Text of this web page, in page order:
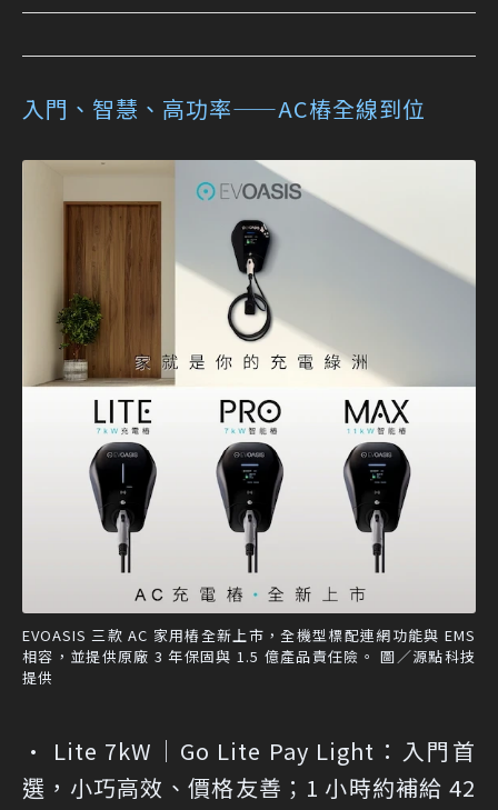
入門、智慧、高功率——AC樁全線到位
EVOASIS 三款 AC 家用樁全新上市，全機型標配連網功能與 EMS
相容，並提供原廠 3 年保固與 1.5 億產品責任險。 圖／源點科技
提供
• Lite 7kW｜Go Lite Pay Light： 入門首
選，小巧高效、價格友善；1 小時約補給 42